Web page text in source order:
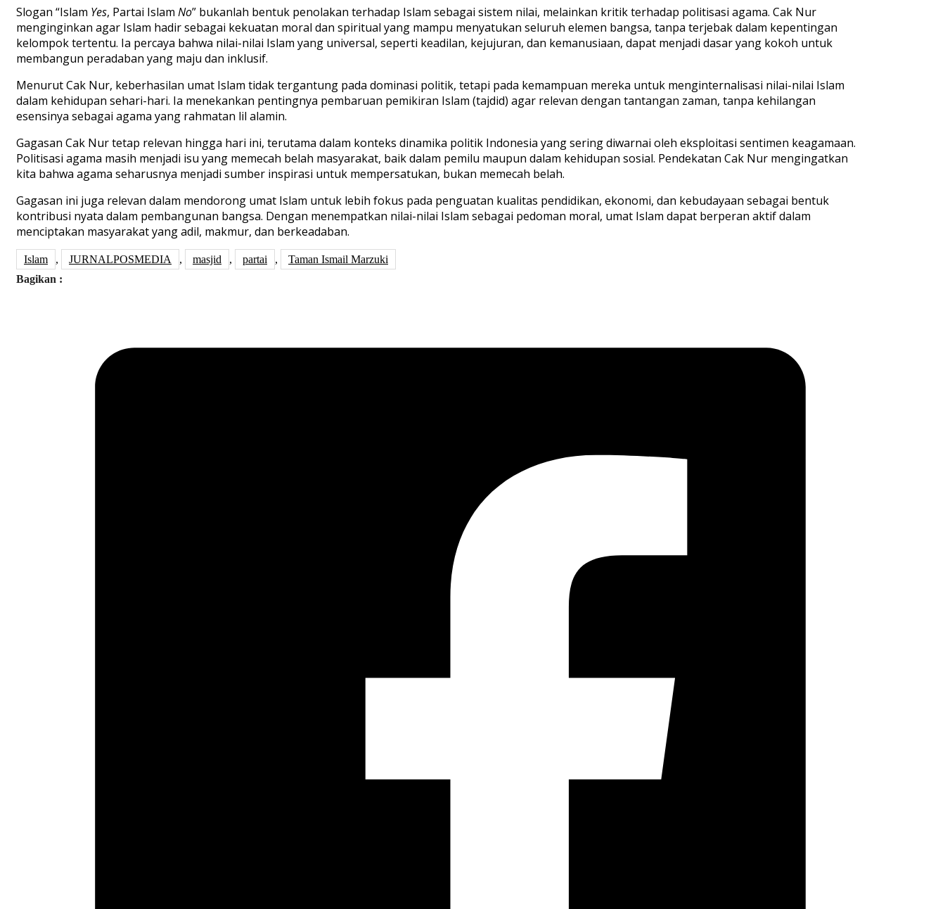
Slogan “Islam Yes, Partai Islam No” bukanlah bentuk penolakan terhadap Islam sebagai sistem nilai, melainkan kritik terhadap politisasi agama. Cak Nur
menginginkan agar Islam hadir sebagai kekuatan moral dan spiritual yang mampu menyatukan seluruh elemen bangsa, tanpa terjebak dalam kepentingan
kelompok tertentu. Ia percaya bahwa nilai-nilai Islam yang universal, seperti keadilan, kejujuran, dan kemanusiaan, dapat menjadi dasar yang kokoh untuk
membangun peradaban yang maju dan inklusif.
Menurut Cak Nur, keberhasilan umat Islam tidak tergantung pada dominasi politik, tetapi pada kemampuan mereka untuk menginternalisasi nilai-nilai Islam
dalam kehidupan sehari-hari. Ia menekankan pentingnya pembaruan pemikiran Islam (tajdid) agar relevan dengan tantangan zaman, tanpa kehilangan
esensinya sebagai agama yang rahmatan lil alamin.
Gagasan Cak Nur tetap relevan hingga hari ini, terutama dalam konteks dinamika politik Indonesia yang sering diwarnai oleh eksploitasi sentimen keagamaan.
Politisasi agama masih menjadi isu yang memecah belah masyarakat, baik dalam pemilu maupun dalam kehidupan sosial. Pendekatan Cak Nur mengingatkan
kita bahwa agama seharusnya menjadi sumber inspirasi untuk mempersatukan, bukan memecah belah.
Gagasan ini juga relevan dalam mendorong umat Islam untuk lebih fokus pada penguatan kualitas pendidikan, ekonomi, dan kebudayaan sebagai bentuk
kontribusi nyata dalam pembangunan bangsa. Dengan menempatkan nilai-nilai Islam sebagai pedoman moral, umat Islam dapat berperan aktif dalam
menciptakan masyarakat yang adil, makmur, dan berkeadaban.
Islam , JURNALPOSMEDIA , masjid , partai ,
Taman Ismail Marzuki
Bagikan :